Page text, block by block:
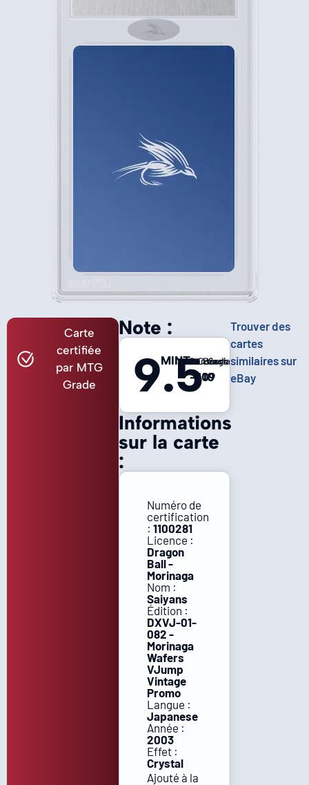
Carte
certifiée
par MTG
Grade
Informations
sur la carte
:
Numéro de
certification
: 1100281
Licence :
Dragon
Ball -
Morinaga
Nom :
Saiyans
Édition :
DXVJ-01-
082 -
Morinaga
Wafers
VJump
Vintage
Promo
Langue :
Japanese
Année :
2003
Effet :
Crystal
Ajouté à la
Note :
9.5
MINTCentrage
-
Coins
10
Bords
10
Surface
9
Trouver des
cartes
similaires sur
eBay